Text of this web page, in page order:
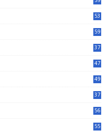
53
59
37
47
49
37
56
55